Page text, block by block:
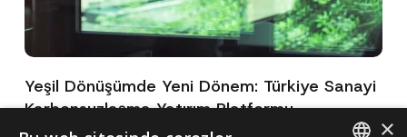
Yeşil Dönüşümde Yeni Dönem: Türkiye Sanayi
Karbonsuzlaşma Yatırım Platformu
Oluşturuldu
×